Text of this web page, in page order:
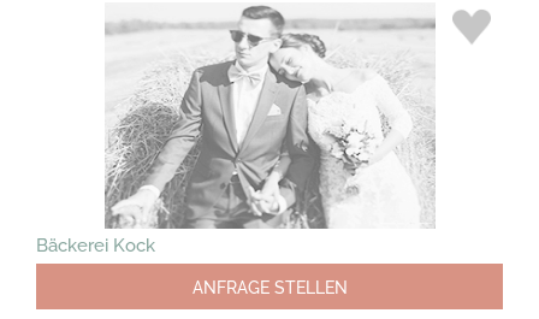
Bäckerei Kock
ANFRAGE STELLEN